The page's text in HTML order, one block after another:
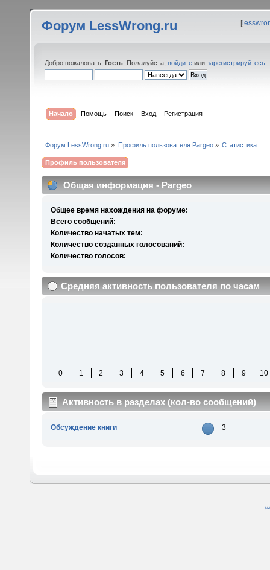
Форум LessWrong.ru [
Добро пожаловать, Гость . Пожалуйста, войдите или зарегистрируйтесь
Начало Помощь Поиск Вход Регистрация
Форум LessWrong.ru » Профиль пользователя Pargeo» Статистика
Профиль пользователя
Общая информация - Pargeo
Общее время нахождения на форуме:
Всего сообщений:
Количество начатых тем:
Количество созданных голосований:
Количество голосов:
Средняя активность пользователя по часам
0 1 2 3 4 5 6 7 8 9 10
Активность в разделах (кол-во сообщений)
Обсуждение книги 3